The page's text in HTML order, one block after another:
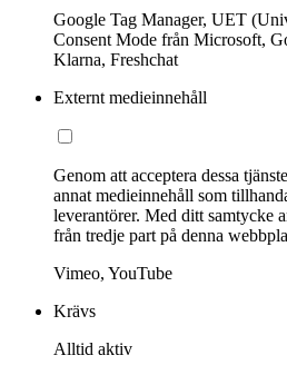
Google Tag Manager, UET
Consent Mode från Microsoft,
Klarna, Freshchat
Externt medieinnehåll
Genom att acceptera dessa
annat medieinnehåll som
leverantörer. Med ditt samtycke
från tredje part på denna
Vimeo, YouTube
Krävs
Alltid aktiv